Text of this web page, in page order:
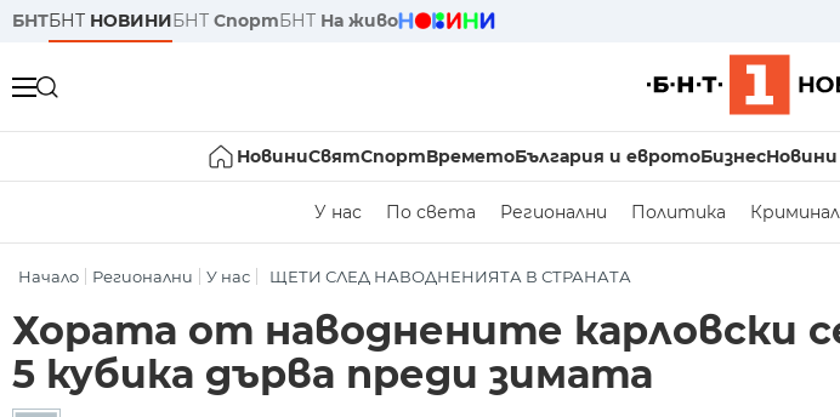
БНТБНТ НОВИНИБНТ СпортБНТ На живо
НовиниСвятСпортВреметоБългария и евротоБизнес
У нас По света Регионални Политика
Начало Регионални У нас ЩЕТИ СЛЕД НАВОДНЕНИЯТА В СТРАНАТА
Хората от наводнените карловски
5 кубика дърва преди зимата